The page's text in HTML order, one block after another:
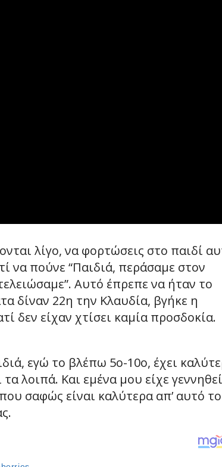
λίγο, να φορτώσεις στο παιδί
να πούνε “Παιδιά, περάσαμε στον
Αυτό έπρεπε να ήταν το
δίναν 22η την Κλαυδία, βγήκε η
δεν είχαν χτίσει καμία προσδοκία.
εγώ το βλέπω 5ο-10ο, έχει
λοιπά. Και εμένα μου είχε
σαφώς είναι καλύτερα απ’ αυτό